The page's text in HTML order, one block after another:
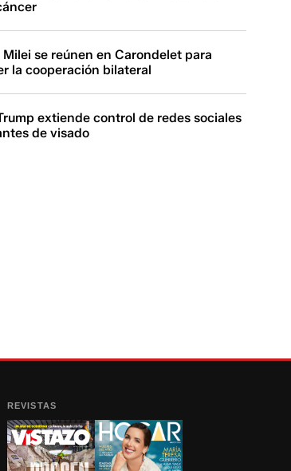
Milei se reúnen en Carondelet para
la cooperación bilateral
extiende control de redes sociales
de visado
REVISTAS